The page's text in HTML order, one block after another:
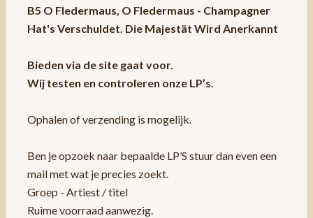
B5 O Fledermaus, O Fledermaus - Champagner
Hat's Verschuldet. Die Majestät Wird Anerkannt
Bieden via de site gaat voor.
Wij testen en controleren onze LP’s.
Ophalen of verzending is mogelijk.
Ben je opzoek naar bepaalde LP’S stuur dan even een
mail met wat je precies zoekt.
Groep - Artiest / titel
Ruime voorraad aanwezig.